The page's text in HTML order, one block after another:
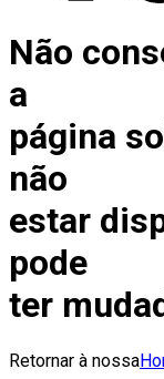
Não
a
página
não
estar
pode
ter
Retornar à nossa